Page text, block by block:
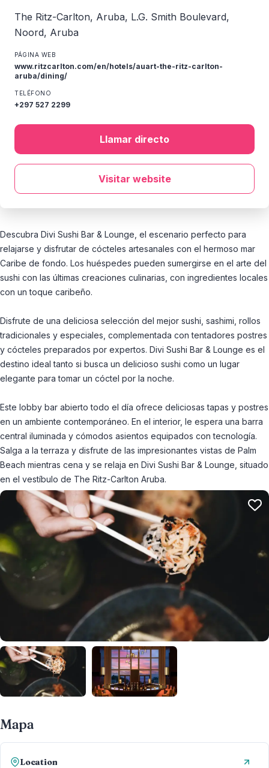
Descubra Divi Sushi Bar & Lounge, el escenario perfecto para
relajarse y disfrutar de cócteles artesanales con el hermoso mar
Caribe de fondo. Los huéspedes pueden sumergirse en el arte del
sushi con las últimas creaciones culinarias, con ingredientes locales
con un toque caribeño.
Disfrute de una deliciosa selección del mejor sushi, sashimi, rollos
tradicionales y especiales, complementada con tentadores postres
y cócteles preparados por expertos. Divi Sushi Bar & Lounge es el
destino ideal tanto si busca un delicioso sushi como un lugar
elegante para tomar un cóctel por la noche.
Este lobby bar abierto todo el día ofrece deliciosas tapas y postres
en un ambiente contemporáneo. En el interior, le espera una barra
central iluminada y cómodos asientos equipados con tecnología.
Salga a la terraza y disfrute de las impresionantes vistas de Palm
Beach mientras cena y se relaja en Divi Sushi Bar & Lounge, situado
en el vestíbulo de The Ritz-Carlton Aruba.
Mapa
Location
The Ritz-Carlton, Aruba, L.G. Smith Boulevard,
Noord, Aruba
PÁGINA WEB
www.ritzcarlton.com/en/hotels/auart-the-ritz-carlton-
aruba/dining/
TELÉFONO
+297 527 2299
Llamar directo
Visitar website